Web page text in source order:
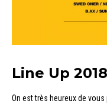
Line Up 2018
On est très heureux de